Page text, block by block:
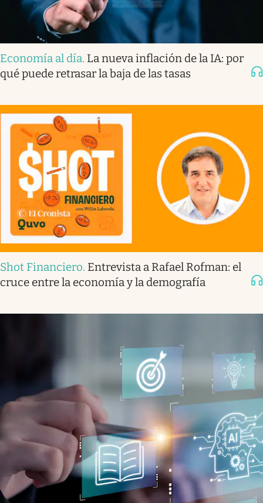
Economía al día. La nueva inflación de la IA: por
qué puede retrasar la baja de las tasas
Shot Financiero. Entrevista a Rafael Rofman: el
cruce entre la economía y la demografía